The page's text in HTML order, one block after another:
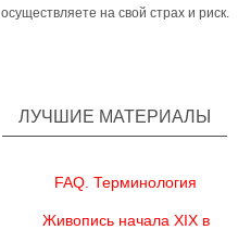
осуществляете на свой страх и риск.
ЛУЧШИЕ МАТЕРИАЛЫ
FAQ. Терминология
Живопись начала XIX в